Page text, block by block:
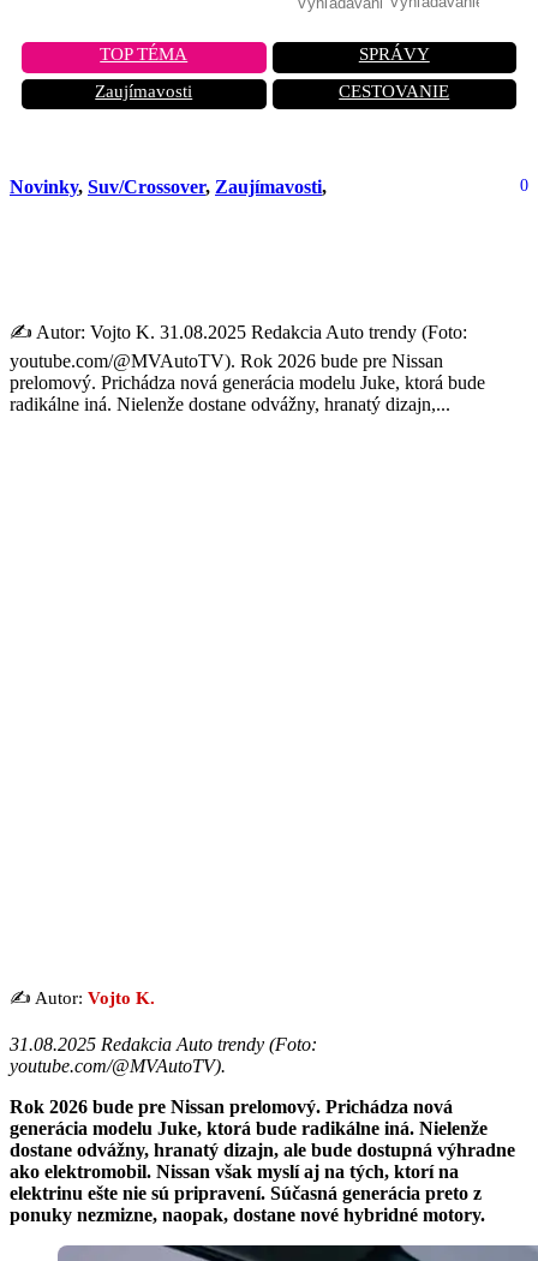
TOP TÉMA
SPRÁVY
Zaujímavosti
CESTOVANIE
Novinky, Suv/Crossover, Zaujímavosti, 0
✍️ Autor: Vojto K. 31.08.2025 Redakcia Auto trendy (Foto:
youtube.com/@MVAutoTV). Rok 2026 bude pre Nissan
prelomový. Prichádza nová generácia modelu Juke, ktorá bude
radikálne iná. Nielenže dostane odvážny, hranatý dizajn,...
✍️ Autor: Vojto K.
31.08.2025 Redakcia Auto trendy (Foto:
youtube.com/@MVAutoTV).
Rok 2026 bude pre Nissan prelomový. Prichádza nová
generácia modelu Juke, ktorá bude radikálne iná. Nielenže
dostane odvážny, hranatý dizajn, ale bude dostupná výhradne
ako elektromobil. Nissan však myslí aj na tých, ktorí na
elektrinu ešte nie sú pripravení. Súčasná generácia preto z
ponuky nezmizne, naopak, dostane nové hybridné motory.